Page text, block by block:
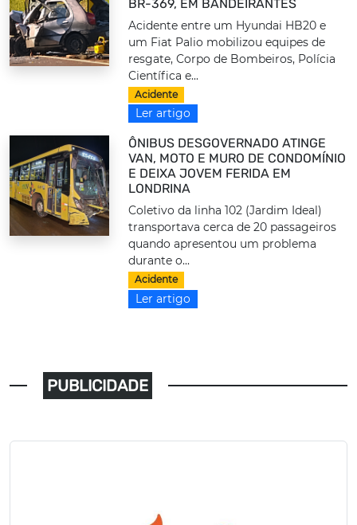
BR-369, EM BANDEIRANTES
Acidente entre um Hyundai HB20 e
um Fiat Palio mobilizou equipes de
resgate, Corpo de Bombeiros, Polícia
Científica e...
Acidente
Ler artigo
ÔNIBUS DESGOVERNADO ATINGE
VAN, MOTO E MURO DE CONDOMÍNIO
E DEIXA JOVEM FERIDA EM
LONDRINA
Coletivo da linha 102 (Jardim Ideal)
transportava cerca de 20 passageiros
quando apresentou um problema
durante o...
Acidente
Ler artigo
PUBLICIDADE